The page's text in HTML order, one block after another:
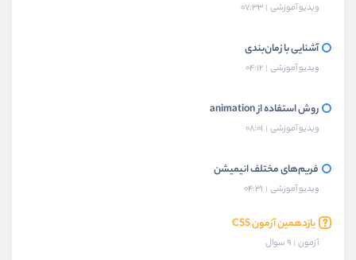
ویدیو آموزشی 07:33
آشنایی با زمان‌بندی
ویدیو آموزشی 04:12
روش استفاده از animation
ویدیو آموزشی 08:01
فریم‌های مختلف انیمیشن
ویدیو آموزشی 04:31
یازدهمین آزمون CSS
آزمون 9 سوال